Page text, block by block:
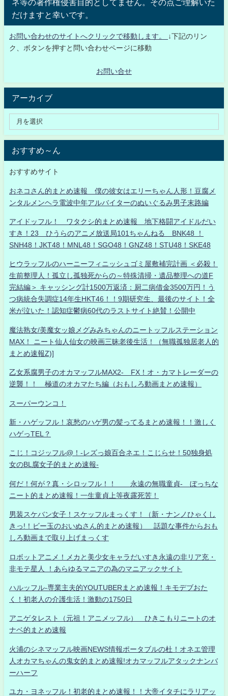
ネ等の著作権侵害目的としてません。その点ご理解いた
だけますと幸いです。
お問い合わせのサイトへクリックで移動します。
↓下記のリン
ク、ボタンを押すと問い合わせページに移動
お問い合せ
アーカイブ
おすすめ～ん
おすすめサイト
おネコさん的まとめ速報 僕の彼女はエリーちゃん人形！豆腐メ
ンタルメンヘラ電波中年アルバイターのぬいぐるみ男子末路編
アイドッフル！ ワタクシ的まとめ速報 地下格闘アイドルだい
すき！23 ひうらのアニメ放送局101ちゃんねる BNK48 ！
SNH48！JKT48！MNL48！SGO48！GNZ48！STU48！SKE48
ヒウラッフルのハーニーフィニッシュゴミ屋敷補完計画 ＜必殺！
生前整理人！孤立し孤独死からの～特殊清掃・遺品整理への道F
完結編＞ キャッシング計1500万返済：厨二病借金3500万円！う
つ病統合失調症14年生HKT46！！9期研究生、最後のサイト！全
米が泣いた！認知症鬱病60代のラストサイト絶賛！公開中
魔法熟女/美魔女ッ娘メグみみちゃんのニートッフルステーション
MAX！ ニート仙人仙女の映画三昧老後生活！（無職孤独居老人的
まとめ速報Z)]
乙女系腐男子のオカマッフルMAX2- FX！オ・カマトレーダーの
逆襲！！ 極道のオカマたち編（おもしろ動画まとめ速報）
スーパーウンコ！
新・ハゲッフル！哀愁のハゲ男の髪ってるまとめ速報！！激しく
ハゲっTEL？
こじ！コジッフル@！-レズっ娘百合ネエ！こじらせ！50独身処
女のBL腐女子的まとめ速報-
何だ！何が？真・シロッフル！！ 永遠の無職童貞- ぼっちな
ニート的まとめ速報！一生童貞上等夜露死苦！
男装スケバン女子！スケッフルまっくす！（新・ナンノひゃくし
きっ!！ビー玉のおいぬさん的まとめ速報） 話題な事件からおも
しろ動画まで取り上げまっくす
ロボットアニメ！メカと美少女キャラだいすき永遠の非リア充・
非モテ星人 ！あらゆるマニアの為のマニアックサイト
ハルッフル-専業主夫的YOUTUBERまとめ速報！キモデブおた
く！初老人の介護生活！激動の1750日
アニゲタレスト（元祖！アニメッフル） ひきこもりニートのオ
ナベ的まとめ速報
火浦のシネマッフル映画NEWS情報ポータブルの杜！オネエ管理
人オカマちゃんの鬼女的まとめ速報!オカマッフルアタックナンバ
ーハーフ
ユカ・ヨネッフル！初老的まとめ速報！！大帝イタチにラリアッ